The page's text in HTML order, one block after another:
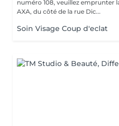
numéro 108, veuillez emprunter
AXA, du côté de la rue Dic...
Soin Visage Coup d'eclat